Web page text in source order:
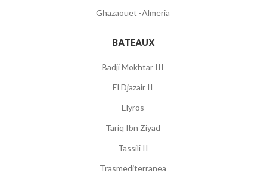
Ghazaouet -Almeria
BATEAUX
Badji Mokhtar III
El Djazair II
Elyros
Tariq Ibn Ziyad
Tassili II
Trasmediterranea